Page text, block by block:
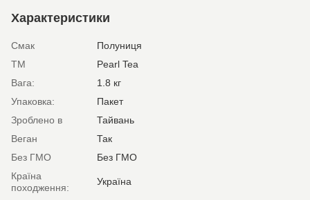
Характеристики
Смак
Полуниця
ТМ
Pearl Tea
Вага:
1.8 кг
Упаковка:
Пакет
Зроблено в
Тайвань
Веган
Так
Без ГМО
Без ГМО
Країна
походження:
Україна